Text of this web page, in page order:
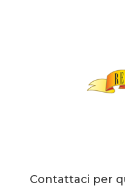
Contattaci per